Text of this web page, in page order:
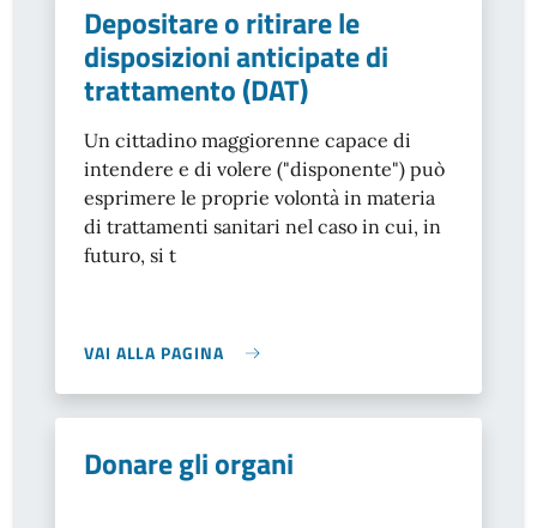
Depositare o ritirare le
disposizioni anticipate di
trattamento (DAT)
Un cittadino maggiorenne capace di
intendere e di volere ("disponente") può
esprimere le proprie volontà in materia
di trattamenti sanitari nel caso in cui, in
futuro, si t
VAI ALLA PAGINA
Donare gli organi